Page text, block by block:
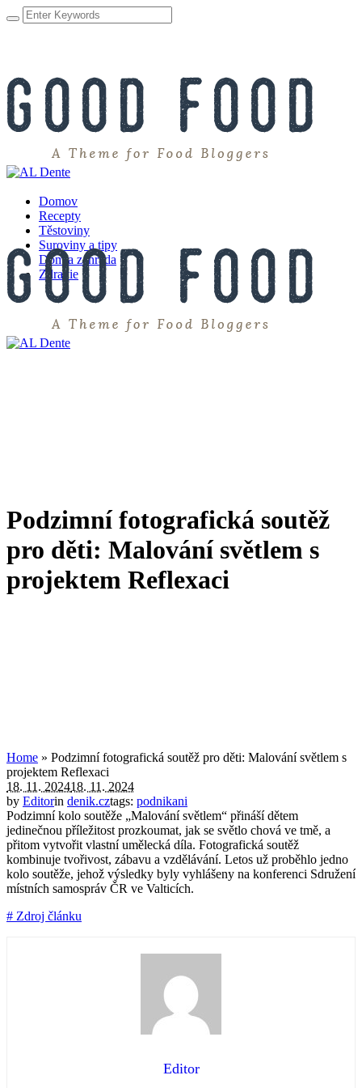
Domov
Recepty
Těstoviny
Suroviny a tipy
Dom a záhrada
Zdravie
Podzimní fotografická soutěž
pro děti: Malování světlem s
projektem Reflexaci
Home » Podzimní fotografická soutěž pro děti: Malování světlem s
projektem Reflexaci
18. 11. 202418. 11. 2024
by Editorin denik.cztags: podnikani
Podzimní kolo soutěže „Malování světlem“ přináší dětem
jedinečnou příležitost prozkoumat, jak se světlo chová ve tmě, a
přitom vytvořit vlastní umělecká díla. Fotografická soutěž
kombinuje tvořivost, zábavu a vzdělávání. Letos už proběhlo jedno
kolo soutěže, jehož výsledky byly vyhlášeny na konferenci Sdružení
místních samospráv ČR ve Valticích.
# Zdroj článku
Editor